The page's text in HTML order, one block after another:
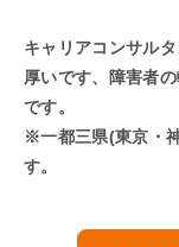
キャリアコンサル
厚いです、障害者
です。
※一都三県(東京・
す。